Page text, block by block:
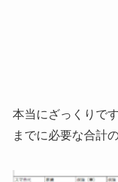
本当にざっくりで
までに必要な合計